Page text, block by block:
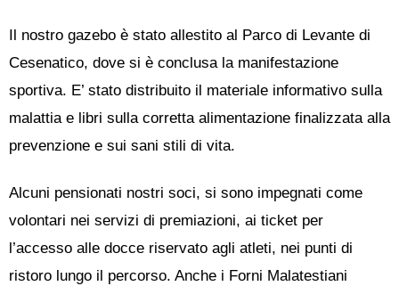
Il nostro gazebo è stato allestito al Parco di Levante di
Cesenatico, dove si è conclusa la manifestazione
sportiva. E’ stato distribuito il materiale informativo sulla
malattia e libri sulla corretta alimentazione finalizzata alla
prevenzione e sui sani stili di vita.
Alcuni pensionati nostri soci, si sono impegnati come
volontari nei servizi di premiazioni, ai ticket per
l’accesso alle docce riservato agli atleti, nei punti di
ristoro lungo il percorso. Anche i Forni Malatestiani